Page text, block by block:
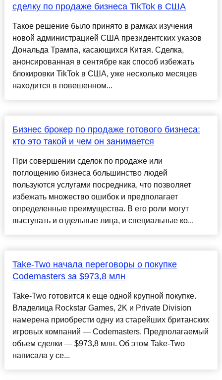
сделку по продаже бизнеса TikTok в США
Такое решение было принято в рамках изучения
новой администрацией США президентских указов
Дональда Трампа, касающихся Китая. Сделка,
анонсированная в сентябре как способ избежать
блокировки TikTok в США, уже несколько месяцев
находится в повешенном...
Бизнес брокер по продаже готового бизнеса:
кто это такой и чем он занимается
При совершении сделок по продаже или
поглощению бизнеса большинство людей
пользуются услугами посредника, что позволяет
избежать множество ошибок и предполагает
определенные преимущества. В его роли могут
выступать и отдельные лица, и специальные ко...
Take-Two начала переговоры о покупке
Codemasters за $973,8 млн
Take-Two готовится к еще одной крупной покупке.
Владелица Rockstar Games, 2K и Private Division
намерена приобрести одну из старейших британских
игровых компаний — Codemasters. Предполагаемый
объем сделки — $973,8 млн. Об этом Take-Two
написала у се...